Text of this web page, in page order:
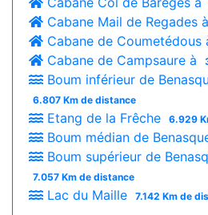
Cabane Mail de Regades à
Cabane de Coumetédous
Cabane de Campsaure à
Boum inférieur de
6.807 Km de distance
Etang de la Frêche 6.929
Boum médian de
Boum supérieur de
7.057 Km de distance
Lac du Maille 7.142 Km de